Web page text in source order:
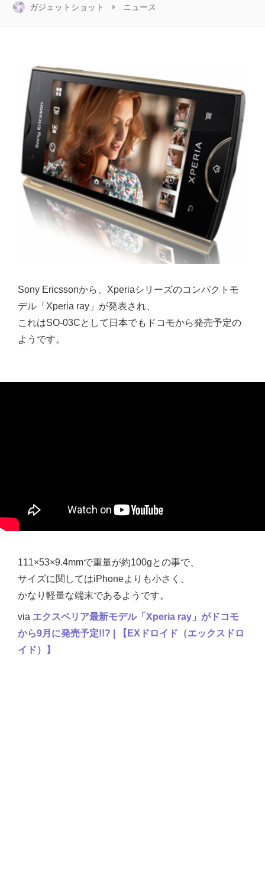
ガジェットショット ニュース
Sony Ericssonから、Xperiaシリーズのコンパクトモ
デル「Xperia ray」が発表され、
これはSO-03Cとして日本でもドコモから発売予定の
ようです。
111×53×9.4mmで重量が約100gとの事で、
サイズに関してはiPhoneよりも小さく、
かなり軽量な端末であるようです。
via エクスペリア最新モデル「Xperia ray」がドコモ
から9月に発売予定!!? | 【EXドロイド（エックスドロ
イド）】